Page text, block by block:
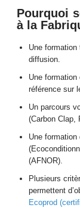
Pourquoi
à la
Une
diffusion.
Une
référence sur
Un parcours
(Carbon Clap,
Une
(AFNOR).
Plusieurs
permettent
Ecoprod